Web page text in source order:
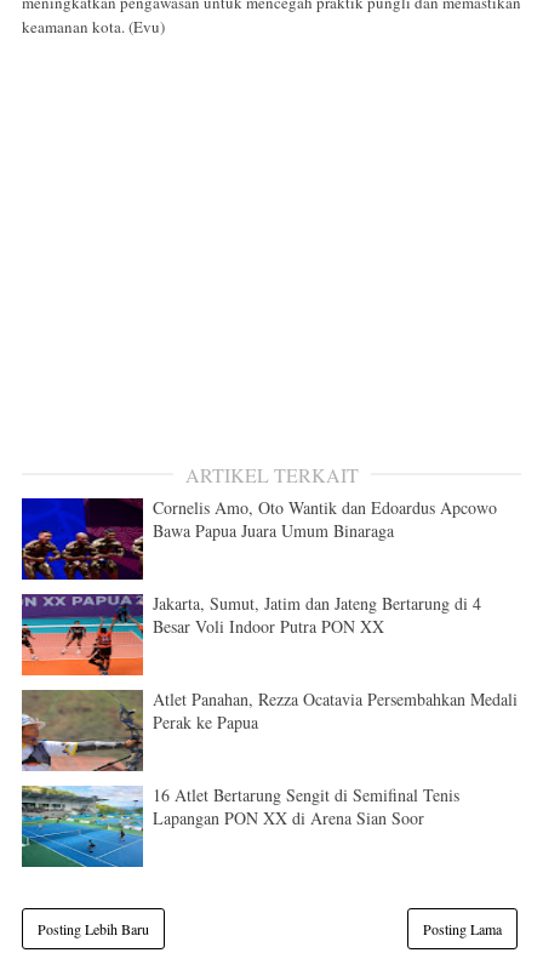
keamanan kota. (Evu)
ARTIKEL TERKAIT
Cornelis Amo, Oto Wantik dan Edoardus Apcowo
Bawa Papua Juara Umum Binaraga
Jakarta, Sumut, Jatim dan Jateng Bertarung di 4
Besar Voli Indoor Putra PON XX
Atlet Panahan, Rezza Ocatavia Persembahkan Medali
Perak ke Papua
16 Atlet Bertarung Sengit di Semifinal Tenis
Lapangan PON XX di Arena Sian Soor
Posting Lebih Baru Posting Lama